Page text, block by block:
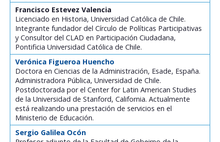
Francisco Estevez Valencia
Licenciado en Historia, Universidad Católica de Chile.
Integrante fundador del Círculo de Políticas Participativas
y Consultor del CLAD en Participación Ciudadana,
Pontificia Universidad Católica de Chile.
Verónica Figueroa Huencho
Doctora en Ciencias de la Administración, Esade, España.
Administradora Pública, Universidad de Chile.
Postdoctorada por el Center for Latin American Studies
de la Universidad de Stanford, California. Actualmente
está realizando una prestación de servicios en el
Ministerio de Educación.
Sergio Galilea Ocón